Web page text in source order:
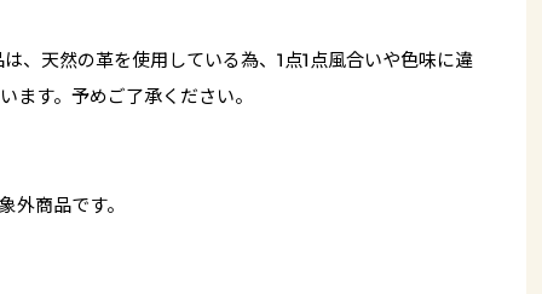
、天然の革を使用している為、1点1点風合いや色味に違
ます。予めご了承ください。
外商品です。